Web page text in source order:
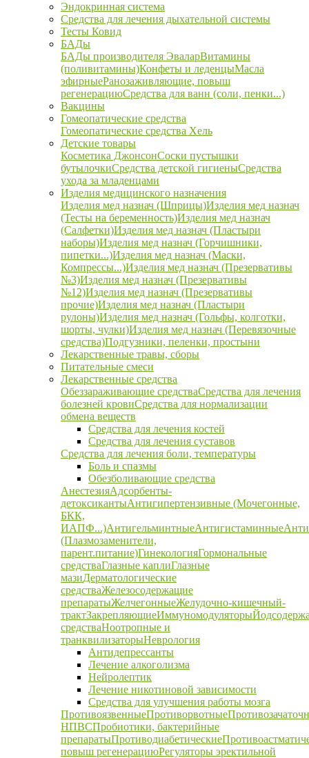
Эндокринная система
Средства для лечения дыхательной системы
Тесты Ковид
БАДы
БАДы производителя ЭваларВитамины
(поливитамины)Конфеты и леденцыМасла
эфирныеРанозаживляющие, повыш
регенерациюСредства для ванн (соли, пенки...)
Вакцины
Гомеопатические средства
Гомеопатические средства Хель
Детские товары
Косметика ДжонсонСоски пустышки
бутылочкиСредства детской гигиеныСредства
ухода за младенцами
Изделия медицинского назначения
Изделия мед назнач (Шприцы)Изделия мед назнач
(Тесты на беременность)Изделия мед назнач
(Салфетки)Изделия мед назнач (Пластыри
наборы)Изделия мед назнач (Горчишники,
пипетки...)Изделия мед назнач (Маски,
Компрессы...)Изделия мед назнач (Презервативы
№3)Изделия мед назнач (Презервативы
№12)Изделия мед назнач (Презервативы
прочие)Изделия мед назнач (Пластыри
рулоны)Изделия мед назнач (Гольфы, колготки,
шорты, чулки)Изделия мед назнач (Перевязочные
средства)Подгузники, пеленки, простыни
Лекарственные травы, сборы
Питательные смеси
Лекарственные средства
Обеззараживающие средстваСредства для лечения
болезней кровиСредства для нормализации
обмена веществ
Средства для лечения костей
Средства для лечения суставов
Средства для лечения боли, температуры
Боль и спазмы
Обезболивающие средства
АнестезияАдсорбенты-
детоксикантыАнтигипертензивные (Мочегонные,
БКК,
ИАПФ...)АнтигельминтныеАнтигистаминные
(Плазмозаменители,
парент.питание)ГинекологияГормональные
средстваГлазные каплиГлазные
мазиДерматологические
средстваЖелезосодержащие
препаратыЖелчегонныеЖелудочно-кишечный-
трактЗакрепляющиеИммуномодуляторы
средстваНоотропные и
транквилизаторыНеврология
Антидепрессанты
Лечение алкоголизма
Нейролептик
Лечение никотиновой зависимости
Средства для улучшения работы мозга
ПротивоязвенныеПротиворвотные
НПВСПробиотики, бактерийные
препаратыПротиводиабетические
повыш регенерациюРегуляторы эректильной